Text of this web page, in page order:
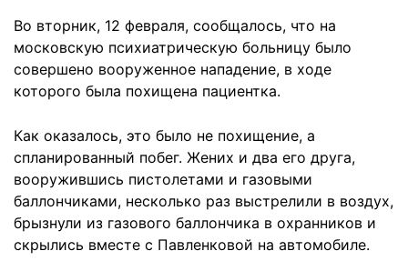
Во вторник, 12 февраля, сообщалось, что на
московскую психиатрическую больницу было
совершено вооруженное нападение, в ходе
которого была похищена пациентка.
Как оказалось, это было не похищение, а
спланированный побег. Жених и два его друга,
вооружившись пистолетами и газовыми
баллончиками, несколько раз выстрелили в воздух,
брызнули из газового баллончика в охранников и
скрылись вместе с Павленковой на автомобиле.